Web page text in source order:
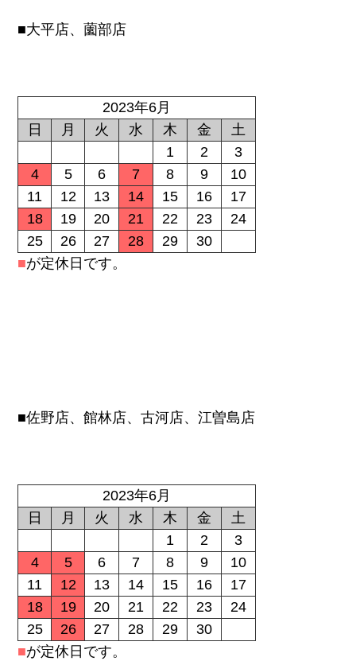
■大平店、薗部店
2023年6月
日
月 火 水 木 金
土
1
2
3
4
5 6 7 8 9
10
11
12 13 14 15 16
17
18
19 20 21 22 23
24
25
26 27 28 29
30
■が定休日です。
■佐野店、館林店、古河店、江曽島店
2023年6月
日
月 火 水 木 金
土
1
2
3
4
5 6 7 8 9
10
11
12 13 14 15 16
17
18
19 20 21 22 23
24
25
26 27 28 29
30
■が定休日です。